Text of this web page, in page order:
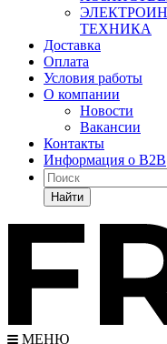
ТЕХНИКА
Доставка
Оплата
Условия работы
О компании
Новости
Вакансии
Контакты
Информация о B2B
Найти
МЕНЮ